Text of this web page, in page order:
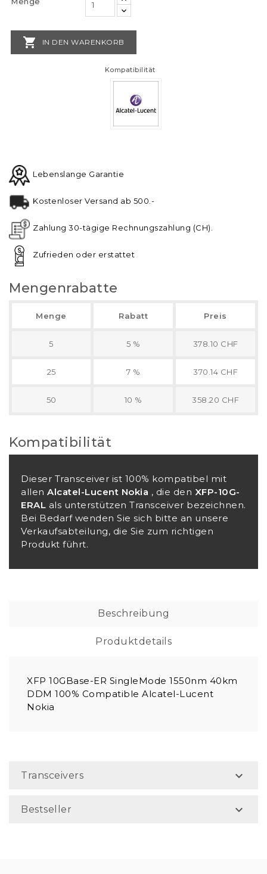
 IN DEN WARENKORB
Kompatibilität
Lebenslange Garantie
Kostenloser Versand ab 500.-
Zahlung 30-tägige Rechnungszahlung (CH).
Zufrieden oder erstattet
Mengenrabatte
Menge Rabatt Preis
5 5 % 378.10 CHF
25 7 % 370.14 CHF
50 10 % 358.20 CHF
Kompatibilität
Dieser Transceiver ist 100% kompatibel mit
allen Alcatel-Lucent Nokia , die den XFP-10G-
ERAL als unterstützen Transceiver bezeichnen.
Bei Bedarf wenden Sie sich bitte an unsere
Verkaufsabteilung, die Sie zum richtigen
Produkt führt.
Beschreibung
Produktdetails
XFP 10GBase-ER SingleMode 1550nm 40km
DDM 100% Compatible Alcatel-Lucent
Nokia
Transceivers 
Bestseller 